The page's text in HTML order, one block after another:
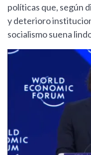
políticas que, según
y deterioro
socialismo suena